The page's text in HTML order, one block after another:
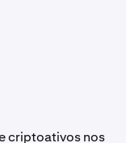
criptoativos nos